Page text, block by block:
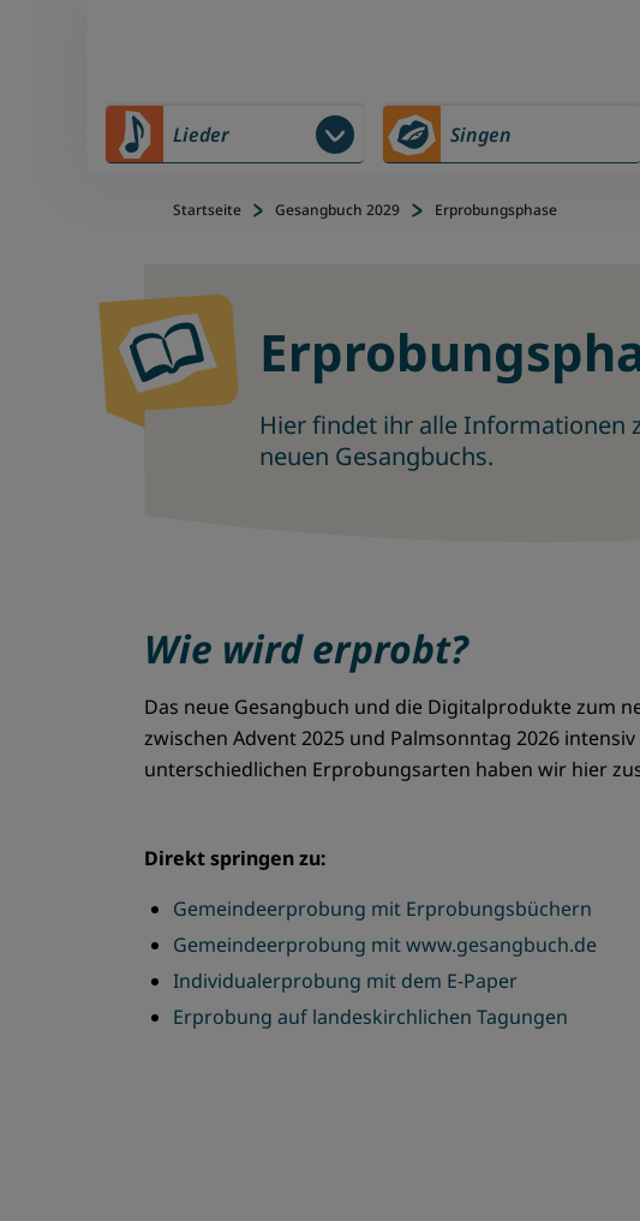
Lieder Singen
Startseite Gesangbuch 2029 Erprobungsphase
Hier findet ihr alle Informationen
neuen Gesangbuchs.
Wie wird erprobt?
Das neue Gesangbuch und die Digitalprodukte zum
zwischen Advent 2025 und Palmsonntag 2026
unterschiedlichen Erprobungsarten haben wir hier
Direkt springen zu:
Gemeindeerprobung mit Erprobungsbüchern
Gemeindeerprobung mit www.gesangbuch.de
Individualerprobung mit dem E-Paper
Erprobung auf landeskirchlichen Tagungen